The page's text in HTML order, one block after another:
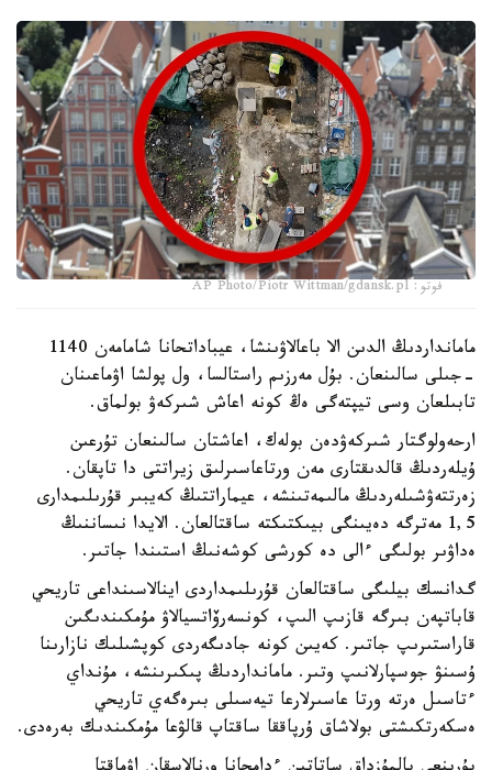
فوتو: AP Photo/Piotr Wittman/gdansk.pl
مامانداردىڭ الدىن الا باعالاۋىنشا، عيباداتحانا شامامەن 1140
-جىلى سالىنعان. بۇل مەرزىم راستالسا، ول پولشا اۋماعىنان
تابىلعان وسى تيپتەگى ەڭ كونە اعاش شىركەۋ بولماق.
ارحەولوگتار شىركەۋدەن بولەك، اعاشتان سالىنعان تۇرعىن
ۇيلەردىڭ قالدىقتارى مەن ورتاعاسىرلىق زيراتتى دا تاپقان.
زەرتتەۋشىلەردىڭ مالىمەتىنشە، عيماراتتىڭ كەيبىر قۇرىلىمدارى
1,5 مەترگە دەيىنگى بيىكتىكتە ساقتالعان. الايدا نىساننىڭ
ەداۋىر بولىگى ءالى دە كورشى كوشەنىڭ استىندا جاتىر.
گدانسك بيلىگى ساقتالعان قۇرىلىمداردى اينالاسىنداعى تاريحي
قاباتپەن بىرگە قازىپ الىپ، كونسەرۆاتسيالاۋ مۇمكىندىگىن
قاراستىرىپ جاتىر. كەيىن كونە جادىگەردى كوپشىلىك نازارىنا
ۇسىنۋ جوسپارلانىپ وتىر. مامانداردىڭ پىكىرىنشە، مۇنداي
ءتاسىل ەرتە ورتا عاسىرلارعا تيەسىلى بىرەگەي تاريحي
ەسكەرتكىشتى بولاشاق ۇرپاققا ساقتاپ قالۋعا مۇمكىندىك بەرەدى.